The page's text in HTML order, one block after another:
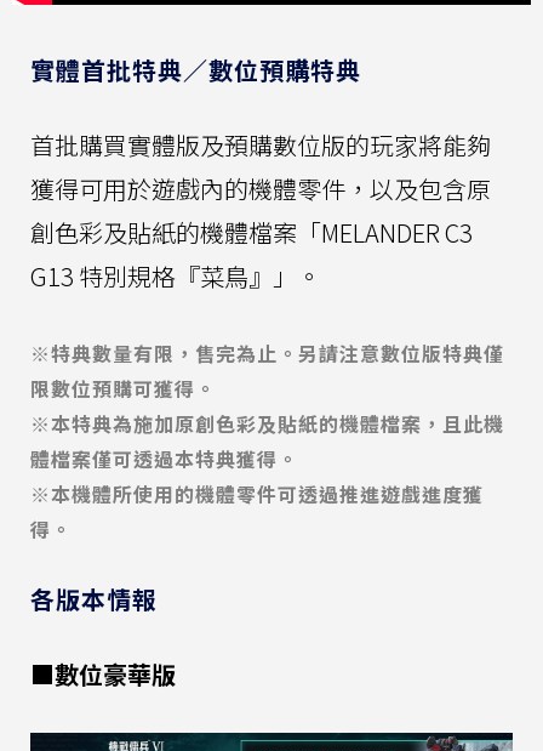
實體首批特典／數位預購特典
首批購買實體版及預購數位版的玩家將能夠
獲得可用於遊戲內的機體零件，以及包含原
創色彩及貼紙的機體檔案「MELANDER C3
G13 特別規格『菜鳥』」。
※特典數量有限，售完為止。另請注意數位版特典僅
限數位預購可獲得。
※本特典為施加原創色彩及貼紙的機體檔案，且此機
體檔案僅可透過本特典獲得。
※本機體所使用的機體零件可透過推進遊戲進度獲
得。
各版本情報
■數位豪華版